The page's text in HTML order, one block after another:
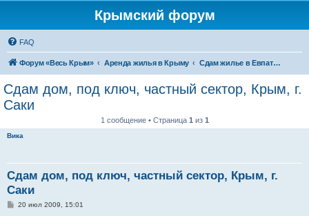
Крымский форум
FAQ
Форум «Весь Крым» Аренда жилья в Крыму Сдам жилье в Евпатории, Саках
Сдам дом, под ключ, частный сектор, Крым, г.
Саки
1 сообщение • Страница 1 из 1
Вика
Сдам дом, под ключ, частный сектор, Крым, г.
Саки
С20 июл 2009, 15:01